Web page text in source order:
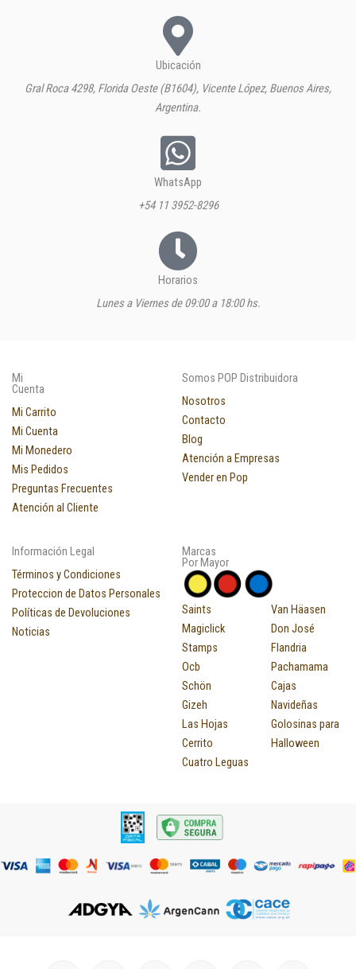
Ubicación
Gral Roca 4298, Florida Oeste (B1604), Vicente López, Buenos Aires,
Argentina.
WhatsApp
+54 11 3952-8296
Horarios
Lunes a Viernes de 09:00 a 18:00 hs.
Mi
Cuenta
Mi Carrito
Mi Cuenta
Mi Monedero
Mis Pedidos
Preguntas Frecuentes
Atención al Cliente
Somos POP Distribuidora
Nosotros
Contacto
Blog
Atención a Empresas
Vender en Pop
Información Legal
Términos y Condiciones
Proteccion de Datos Personales
Políticas de Devoluciones
Noticias
Marcas
Por Mayor
Saints
Magiclick
Stamps
Ocb
Schön
Gizeh
Las Hojas
Cerrito
Cuatro Leguas
Van Häasen
Don José
Flandria
Pachamama
Cajas
Navideñas
Golosinas para
Halloween